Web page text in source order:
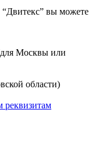
вы можете
Москвы или
области)